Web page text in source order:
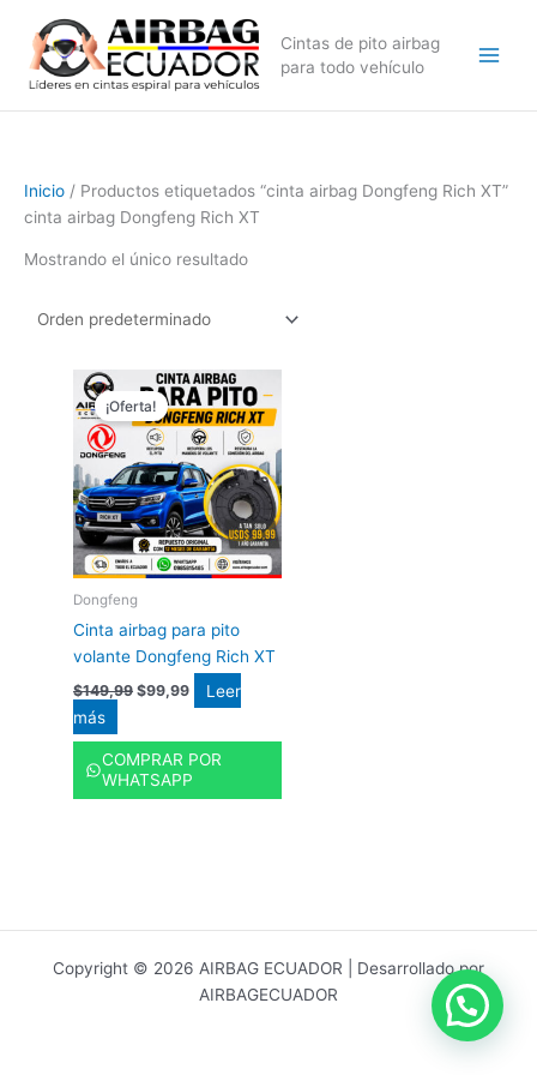
contenido
Cintas de pito airbag
para todo vehículo
Inicio / Productos etiquetados “cinta airbag Dongfeng Rich XT”
cinta airbag Dongfeng Rich XT
Mostrando el único resultado
¡Oferta!
Dongfeng
Cinta airbag para pito
volante Dongfeng Rich XT
$149,99
precio
original
era:
$149,99.
$99,99
El
precio
actual
es:
$99,99.
Leer
más
COMPRAR POR
WHATSAPP
Copyright © 2026 AIRBAG ECUADOR | Desarrollado por
AIRBAGECUADOR